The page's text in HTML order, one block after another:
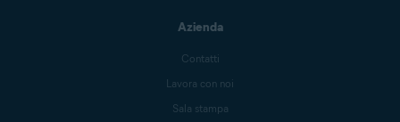
Azienda
Contatti
Lavora con noi
Sala stampa